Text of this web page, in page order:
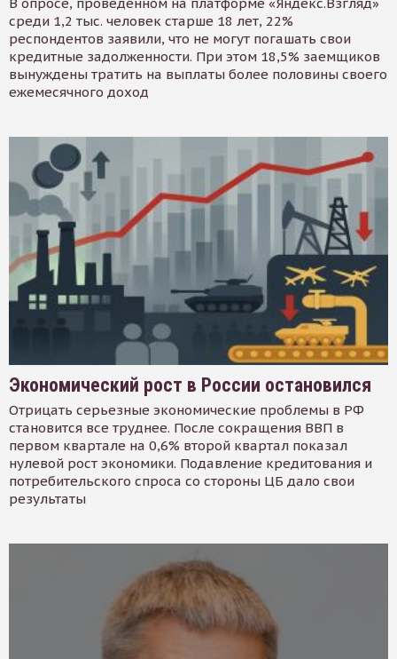
среди 1,2 тыс. человек старше 18 лет, 22%
респондентов заявили, что не могут погашать свои
кредитные задолженности. При этом 18,5% заемщиков
вынуждены тратить на выплаты более половины своего
ежемесячного доход
Экономический рост в России остановился
Отрицать серьезные экономические проблемы в РФ
становится все труднее. После сокращения ВВП в
первом квартале на 0,6% второй квартал показал
нулевой рост экономики. Подавление кредитования и
потребительского спроса со стороны ЦБ дало свои
результаты